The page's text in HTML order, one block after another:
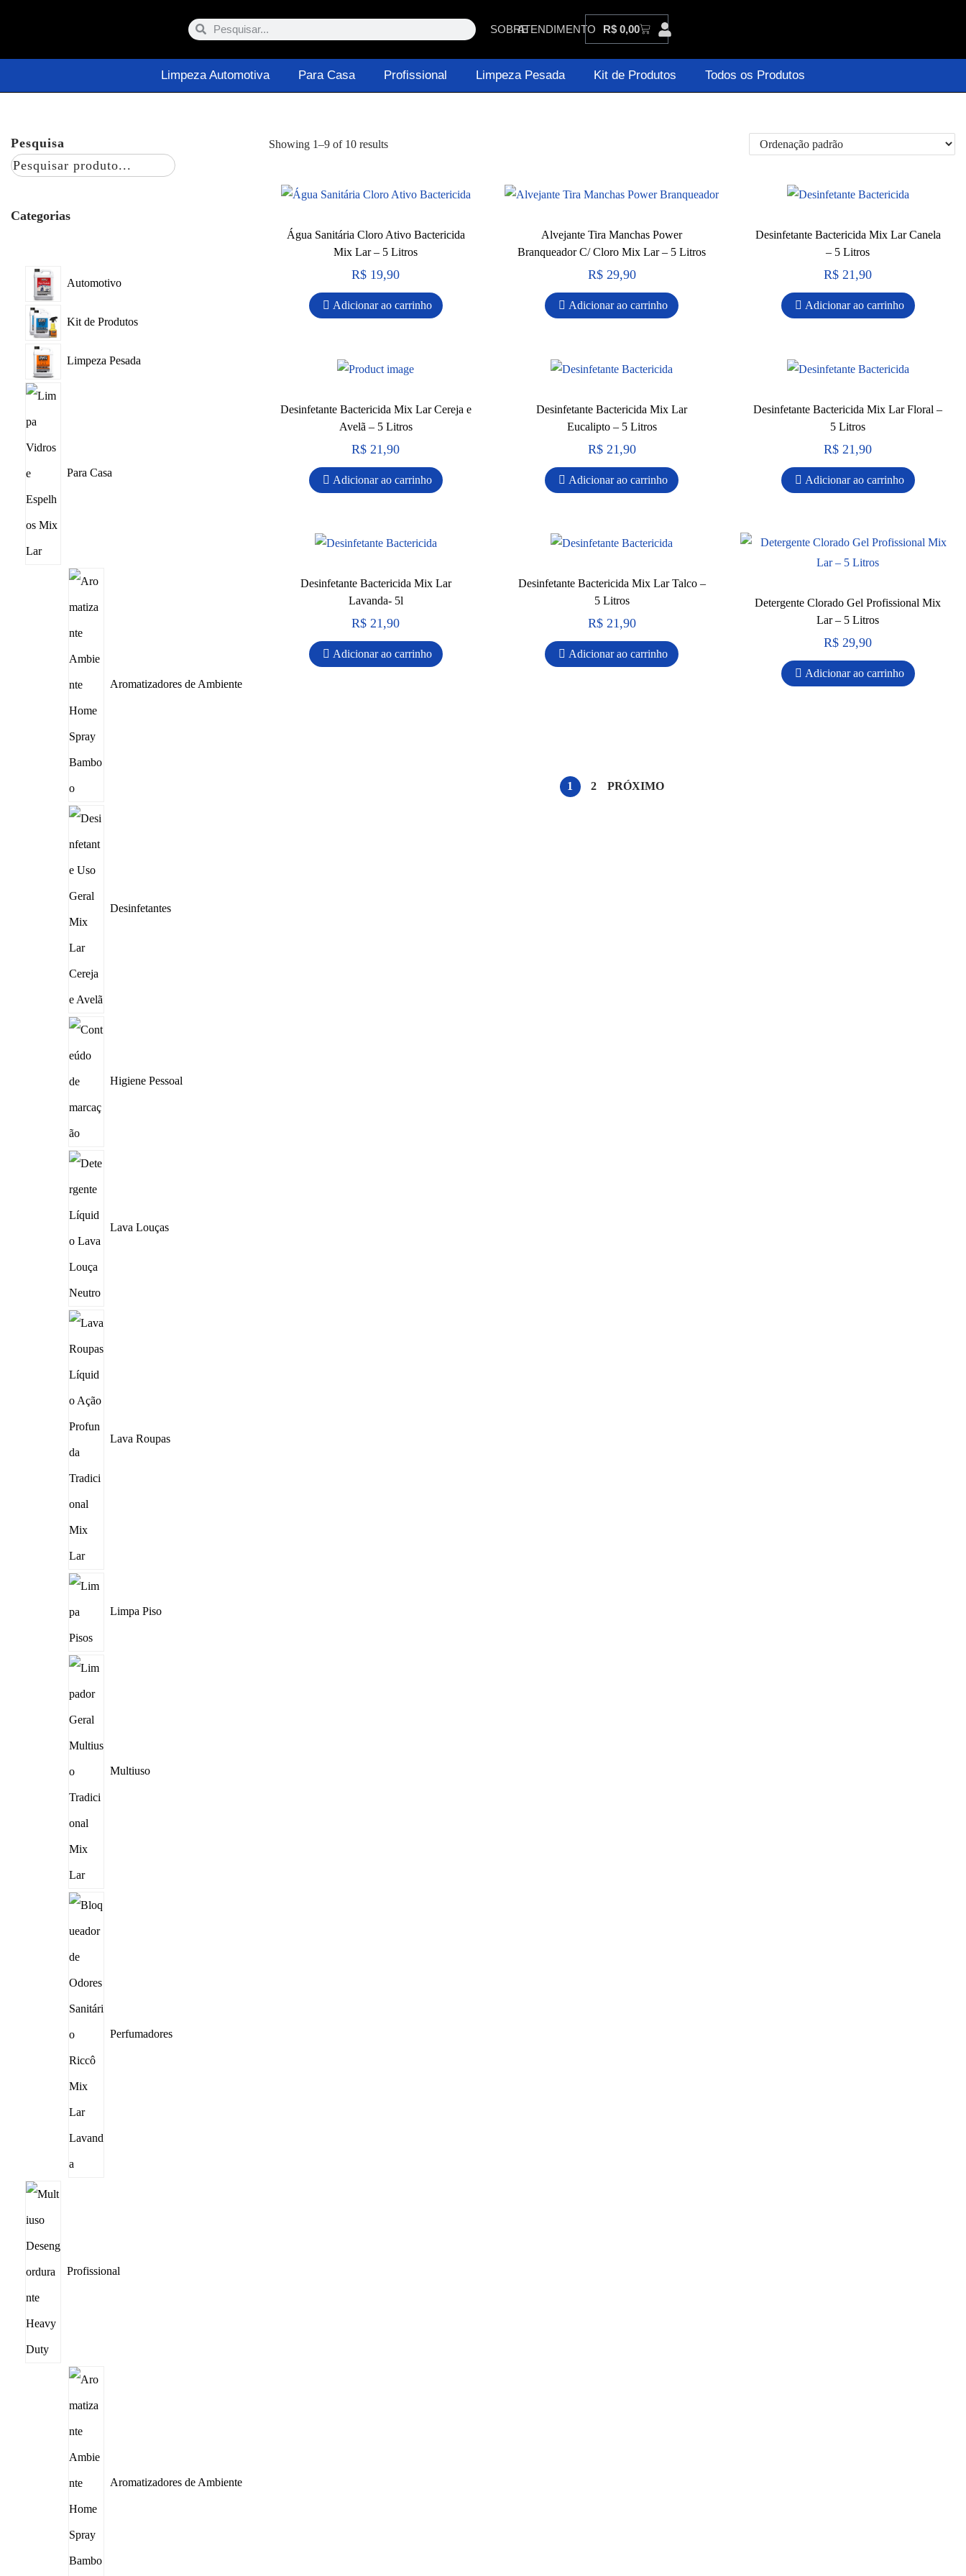
SOBREATENDIMENTO R$ 0,00
Limpeza Automotiva Para Casa Profissional Limpeza Pesada Kit de Produtos Todos os Produtos
Showing 1–9of 10 results
Água Sanitária Cloro Ativo Bactericida
Mix Lar – 5 Litros
R$ 19,90
Adicionar ao carrinho
Alvejante Tira Manchas Power
Branqueador C/ Cloro Mix Lar – 5 Litros
R$29,90
Adicionar ao carrinho
Desinfetante Bactericida Mix Lar Canela
– 5 Litros
R$ 21,90
Adicionar ao carrinho
Desinfetante Bactericida Mix Lar Cereja e
Avelã – 5 Litros
R$ 21,90
Adicionar ao carrinho
Desinfetante Bactericida Mix Lar
Eucalipto – 5 Litros
R$21,90
Adicionar ao carrinho
Desinfetante Bactericida Mix Lar Floral –
5 Litros
R$ 21,90
Adicionar ao carrinho
Desinfetante Bactericida Mix Lar
Lavanda- 5l
R$ 21,90
Adicionar ao carrinho
Desinfetante Bactericida Mix Lar Talco –
5 Litros
R$21,90
Adicionar ao carrinho
Detergente Clorado Gel Profissional Mix
Lar – 5 Litros
R$ 29,90
Adicionar ao carrinho
1 2 PRÓXIMO
Pesquisa
Categorias
Automotivo
Kit de Produtos
Limpeza Pesada
Para Casa
Aromatizadores de Ambiente
Desinfetantes
Higiene Pessoal
Lava Louças
Lava Roupas
Limpa Piso
Multiuso
Perfumadores
Profissional
Aromatizadores de Ambiente